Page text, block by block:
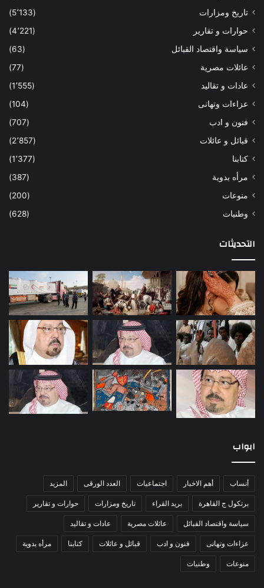
تاريخ ومزارات
(5٬133)
حوارات و تقارير
(4٬221)
سياسة واقتصاد القبائل
(63)
عائلات مصرية
(77)
عادات و تقاليد
(1٬555)
عزاءات وتهانى
(104)
فنون و ادب
(707)
قبائل و عائلات
(2٬857)
كتابنا
(1٬377)
مرأه بدوية
(387)
منوعات
(200)
وطنيات
(628)
التحديثات
ابواب
أنساب أهم الاخبار اجتماعيات العدد الورقى المزيد
برتكول ج القاهرة بريد القراء تاريخ ومزارات حوارات و تقارير
سياسة واقتصاد القبائل عائلات مصرية عادات و تقاليد
عزاءات وتهانى فنون و ادب قبائل و عائلات كتابنا مرأه بدوية
منوعات وطنيات